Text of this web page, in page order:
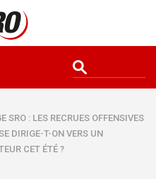
SRO : LES RECRUES OFFENSIVES
DIRIGE-T-ON VERS UN
CET ÉTÉ ?